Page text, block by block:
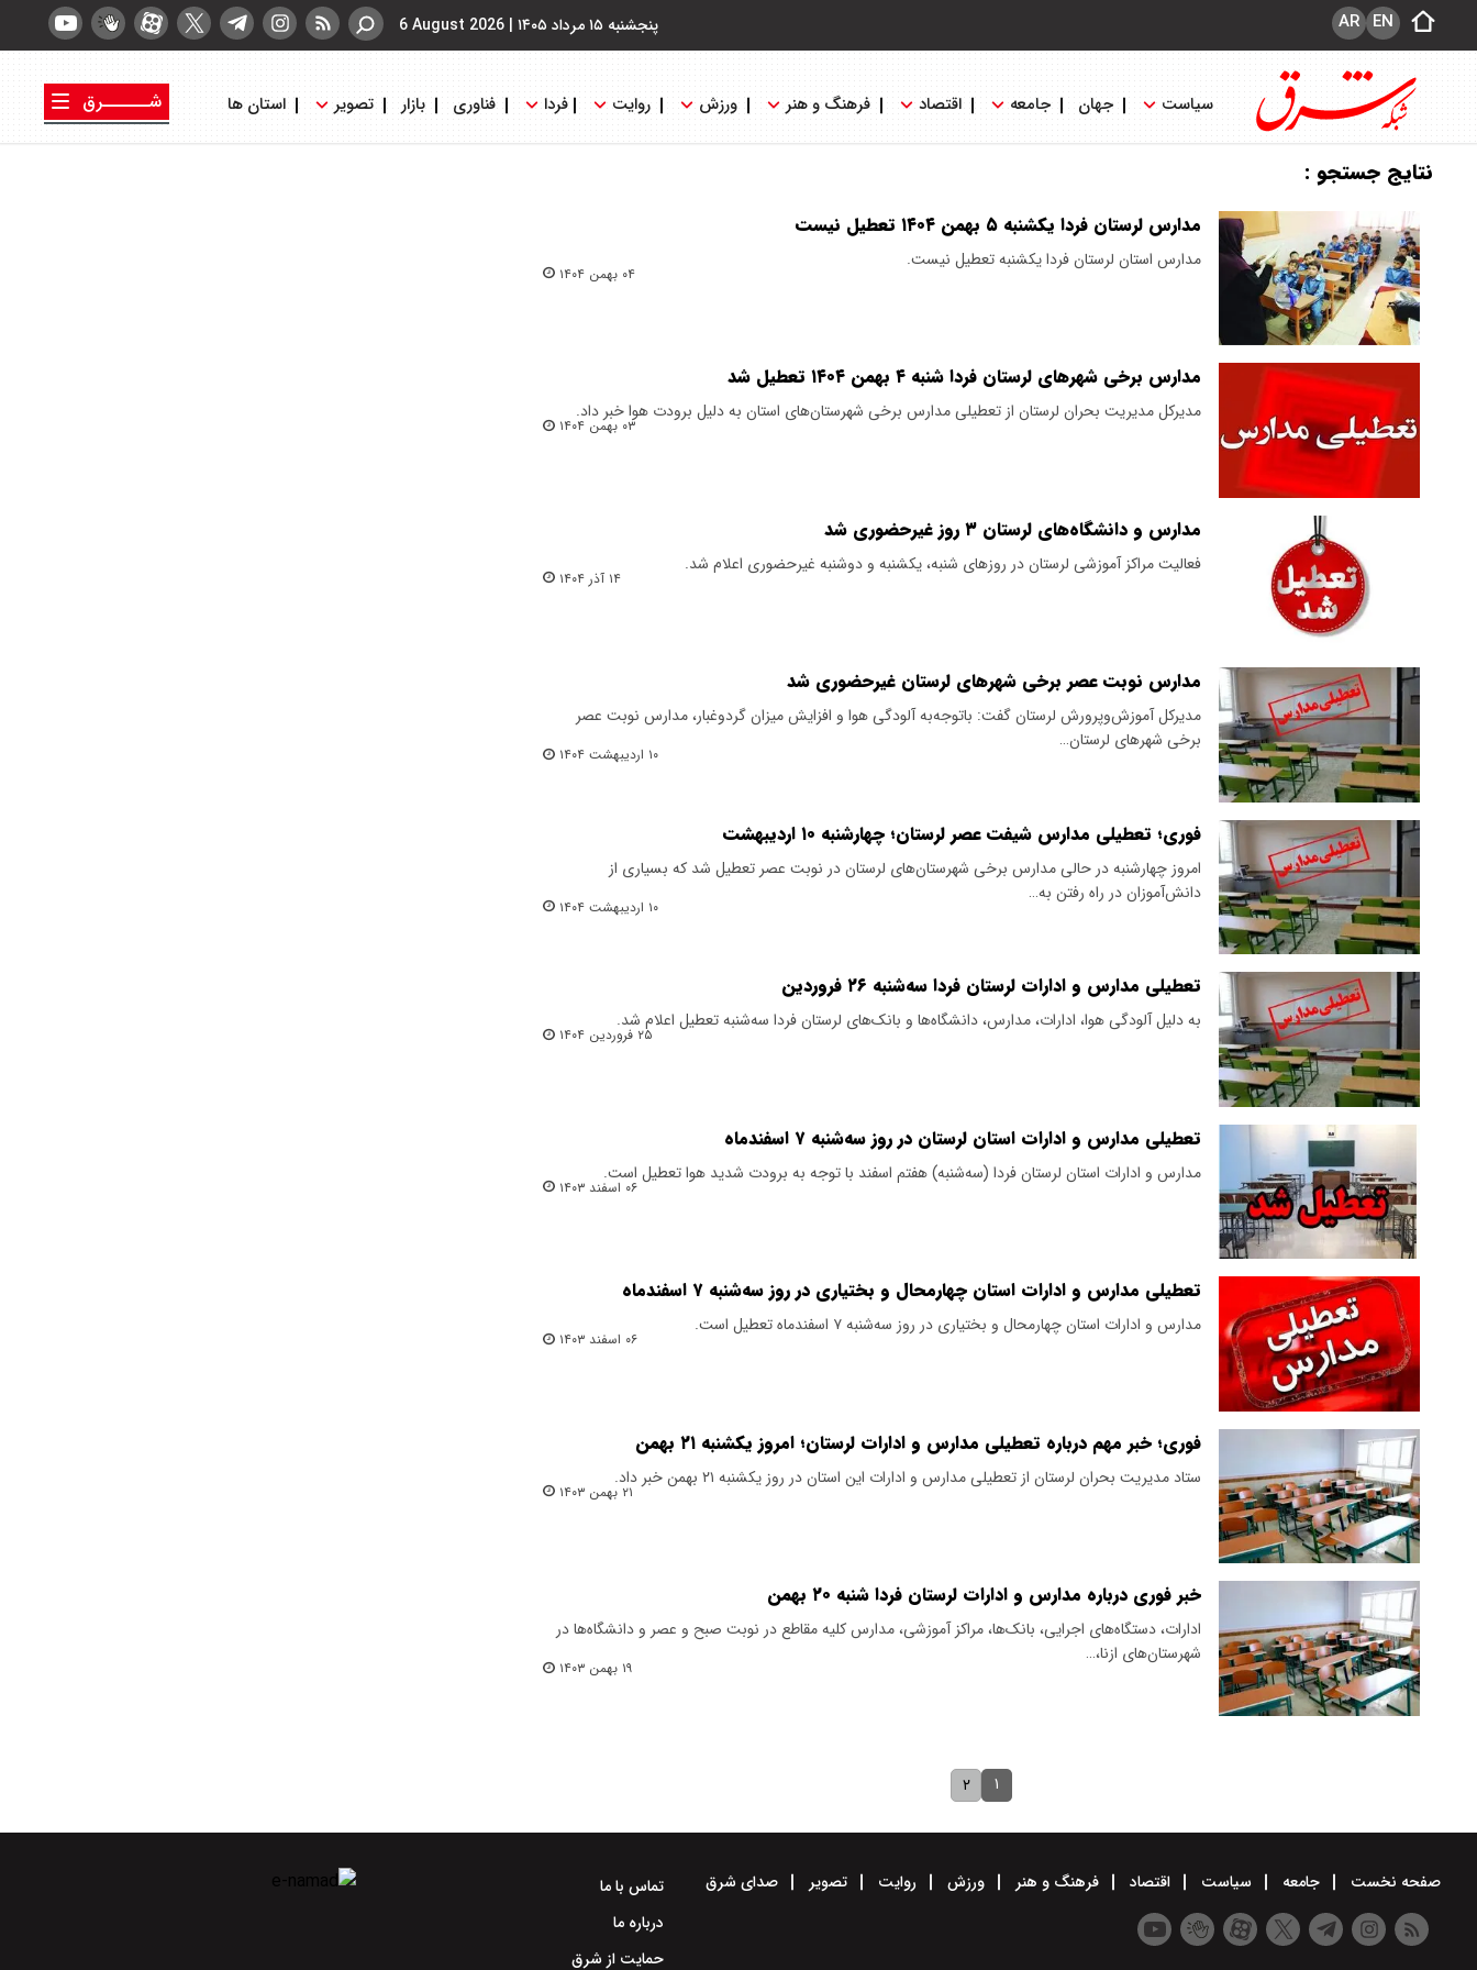
پنجشنبه ۱۵ مرداد ۱۴۰۵ |
6 August 2026 EN
AR
سیاست جهان جامعه اقتصاد فرهنگ و هنر ورزش روایت فردا فناوری بازار تصویر استان ها
شــــــرق
نتایج جستجو :
مدارس لرستان فردا یکشنبه ۵ بهمن ۱۴۰۴ تعطیل نیست
مدارس استان لرستان فردا یکشنبه تعطیل نیست.
۰۴ بهمن ۱۴۰۴
مدارس برخی شهرهای لرستان فردا شنبه ۴ بهمن ۱۴۰۴ تعطیل شد
مدیرکل مدیریت بحران لرستان از تعطیلی مدارس برخی شهرستان‌های استان به دلیل برودت هوا خبر داد.
۰۳ بهمن ۱۴۰۴
مدارس و دانشگاه‌های لرستان ۳ روز غیرحضوری شد
فعالیت مراکز آموزشی لرستان در روزهای شنبه، یکشنبه و دوشنبه غیرحضوری اعلام شد.
۱۴ آذر ۱۴۰۴
مدارس نوبت عصر برخی شهر‌های لرستان غیرحضوری شد
مدیرکل آموزش‌وپرورش لرستان گفت: باتوجه‌به آلودگی هوا و افزایش میزان گردوغبار، مدارس نوبت عصر
برخی شهر‌های لرستان…
۱۰ اردیبهشت ۱۴۰۴
فوری؛ تعطیلی مدارس شیفت عصر لرستان؛ چهارشنبه ۱۰ اردیبهشت
امروز چهارشنبه در حالی مدارس برخی شهرستان‌های لرستان در نوبت عصر تعطیل شد که بسیاری از
دانش‌آموزان در راه رفتن به…
۱۰ اردیبهشت ۱۴۰۴
تعطیلی مدارس و ادارات لرستان فردا سه‌شنبه ۲۶ فروردین
به دلیل آلودگی هوا، ادارات، مدارس، دانشگاه‌ها و بانک‌های لرستان فردا سه‌شنبه تعطیل اعلام شد.
۲۵ فروردین ۱۴۰۴
تعطیلی مدارس و ادارات استان لرستان در روز سه‌شنبه ۷ اسفندماه
مدارس و ادارات استان لرستان فردا (سه‌شنبه) هفتم اسفند با توجه به برودت شدید هوا تعطیل است.
۰۶ اسفند ۱۴۰۳
تعطیلی مدارس و ادارات استان چهارمحال و بختیاری در روز سه‌شنبه ۷ اسفندماه
مدارس و ادارات استان چهارمحال و بختیاری در روز سه‌شنبه ۷ اسفندماه تعطیل است.
۰۶ اسفند ۱۴۰۳
فوری؛ خبر مهم درباره تعطیلی مدارس و ادارات لرستان؛ امروز یکشنبه ۲۱ بهمن
ستاد مدیریت بحران لرستان از تعطیلی مدارس و ادارات این استان در روز یکشنبه ۲۱ بهمن خبر داد.
۲۱ بهمن ۱۴۰۳
خبر فوری درباره مدارس و ادارات لرستان فردا شنبه ۲۰ بهمن
ادارات، دستگاه‌های اجرایی، بانک‌ها، مراکز آموزشی، مدارس کلیه مقاطع در نوبت صبح و عصر و دانشگاه‌ها در
شهرستان‌های ازنا،…
۱۹ بهمن ۱۴۰۳
۱ ۲
صفحه نخست جامعه سیاست اقتصاد فرهنگ و هنر ورزش روایت تصویر صدای شرق
تماس با ما
درباره ما
حمایت از شرق